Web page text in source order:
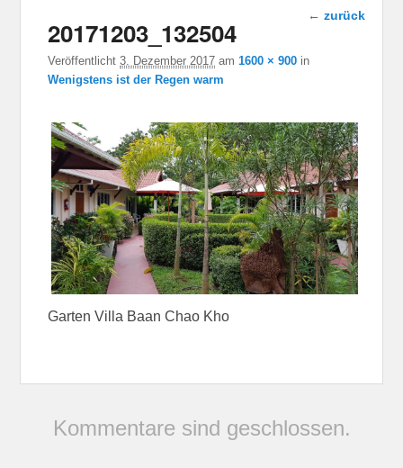
Bild-
← zurück
20171203_132504
Veröffentlicht3. Dezember 2017 am1600 × 900 in
Wenigstens ist der Regen warm
Garten Villa Baan Chao Kho
Kommentare sind geschlossen.